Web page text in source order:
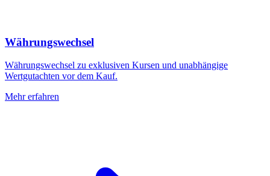
Währungswechsel
Währungswechsel zu exklusiven Kursen und unabhängige
Wertgutachten vor dem Kauf.
Mehr erfahren